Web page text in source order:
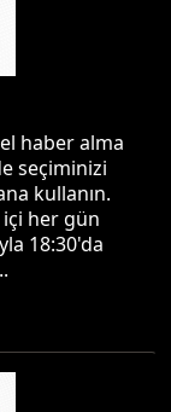
haber alma
seçiminizi
kullanın.
her gün
18:30'da